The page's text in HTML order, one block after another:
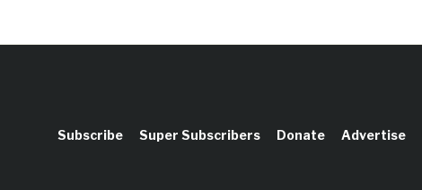
Subscribe Super Subscribers Donate Advertise